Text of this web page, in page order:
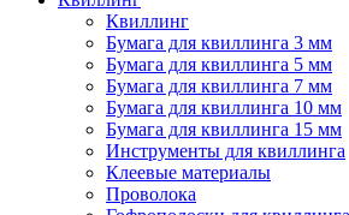
Квиллинг
Бумага для квиллинга 3 мм
Бумага для квиллинга 5 мм
Бумага для квиллинга 7 мм
Бумага для квиллинга 10 мм
Бумага для квиллинга 15 мм
Инструменты для квиллинга
Клеевые материалы
Проволока